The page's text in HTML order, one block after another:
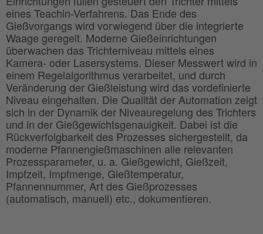
eines Teachin-Verfahrens. Das Ende des
Gießvorgangs wird vorwiegend über die integrierte
Waage geregelt. Moderne Gießeinrichtungen
überwachen das Trichterniveau mittels eines
Kamera- oder Lasersystems. Dieser Messwert wird in
einem Regelalgorithmus verarbeitet, und durch
Veränderung der Gießleistung wird das vordefinierte
Niveau eingehalten. Die Qualität der Automation zeigt
sich in der Dynamik der Niveauregelung des Trichters
und in der Gießgewichtsgenauigkeit. Dabei ist die
Rückverfolgbarkeit des Prozesses sichergestellt, da
moderne Pfannengießmaschinen alle relevanten
Prozessparameter, u. a. Gießgewicht, Gießzeit,
Impfzeit, Impfmenge, Gießtemperatur,
Pfannennummer, Art des Gießprozesses
(automatisch, manuell) etc., dokumentieren.